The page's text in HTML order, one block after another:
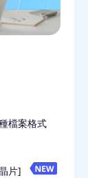
檔案格式
片]